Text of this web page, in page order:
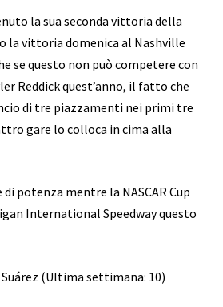
la sua seconda vittoria della
la vittoria domenica al Nashville
se questo non può competere con
Reddick quest’anno, il fatto che
di tre piazzamenti nei primi tre
gare lo colloca in cima alla
potenza mentre la NASCAR Cup
International Speedway questo
(Ultima settimana: 10)